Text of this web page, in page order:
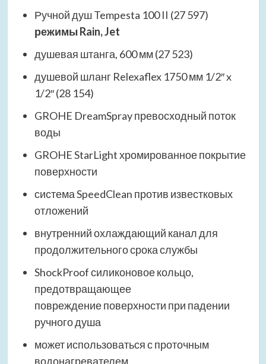
Ручной душ Tempesta 100 II (27 597)
режимы Rain, Jet
душевая штанга, 600 мм (27 523)
душевой шланг Relexaflex 1750 мм 1/2″ x
1/2″ (28 154)
GROHE DreamSpray превосходный поток
воды
GROHE StarLight хромированное покрытие
поверхности
система SpeedClean против известковых
отложений
внутренний охлаждающий канал для
продолжительного срока службы
ShockProof силиконовое кольцо,
предотвращающее
повреждение поверхности при падении
ручного душа
может использоваться с проточным
водонагревателем